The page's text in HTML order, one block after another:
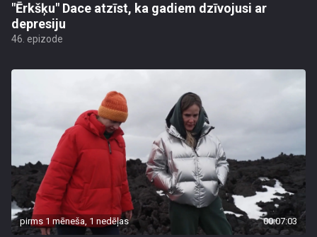
"Ērkšķu" Dace atzīst, ka gadiem dzīvojusi ar
depresiju
46. epizode
pirms 1 mēneša, 1 nedēļas 00:07:03